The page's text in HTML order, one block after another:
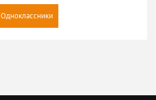
Одноклассники